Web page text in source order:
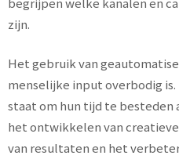
zijn.
Het gebruik van
menselijke input overbodig
staat om hun tijd te besteden
het ontwikkelen van
van resultaten en het